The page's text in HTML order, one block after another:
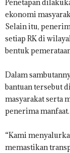
Penetapan
ekonomi
Selain itu,
setiap RK di
bentuk
Dalam
bantuan tersebut
masyarakat serta
penerima manfaat.
“Kami
memastikan